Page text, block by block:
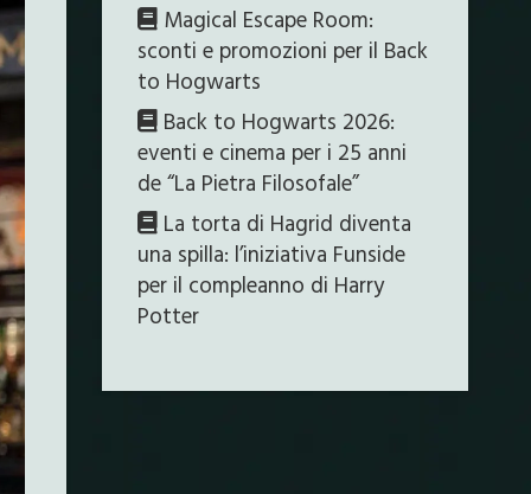
Magical Escape Room:
sconti e promozioni per il Back
to Hogwarts
Back to Hogwarts 2026:
eventi e cinema per i 25 anni
de “La Pietra Filosofale”
La torta di Hagrid diventa
una spilla: l’iniziativa Funside
per il compleanno di Harry
Potter